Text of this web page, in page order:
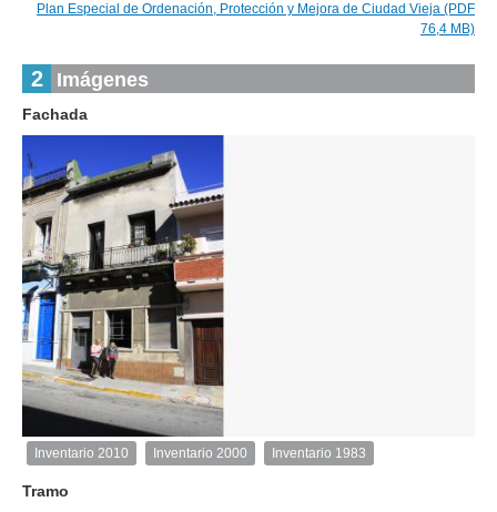
Plan Especial de Ordenación, Protección y Mejora de Ciudad Vieja (PDF
76,4 MB)
2 Imágenes
Fachada
Inventario
2010
Inventario 2010
Inventario 2000
Inventario 1983
Tramo